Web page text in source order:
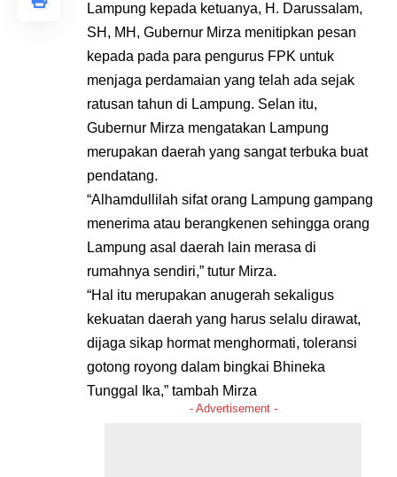
Lampung kepada ketuanya, H. Darussalam,
SH, MH, Gubernur Mirza menitipkan pesan
kepada pada para pengurus FPK untuk
menjaga perdamaian yang telah ada sejak
ratusan tahun di Lampung. Selan itu,
Gubernur Mirza mengatakan Lampung
merupakan daerah yang sangat terbuka buat
pendatang.
“Alhamdullilah sifat orang Lampung gampang
menerima atau berangkenen sehingga orang
Lampung asal daerah lain merasa di
rumahnya sendiri,” tutur Mirza.
“Hal itu merupakan anugerah sekaligus
kekuatan daerah yang harus selalu dirawat,
dijaga sikap hormat menghormati, toleransi
gotong royong dalam bingkai Bhineka
Tunggal Ika,” tambah Mirza
- Advertisement -